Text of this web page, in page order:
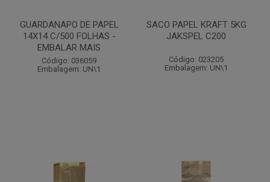
GUARDANAPO DE PAPEL
14X14 C/500 FOLHAS -
EMBALAR MAIS
Código: 036059
Embalagem: UN\1
SACO PAPEL KRAFT 5KG
JAKSPEL C200
Código: 023205
Embalagem: UN\1